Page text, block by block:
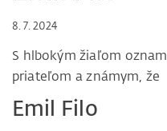
8. 7. 2024
S hlbokým žiaľom
priateľom a známym, že
Emil Filo